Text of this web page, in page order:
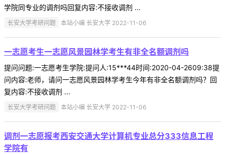
学院同专业的调剂吗回复内容:不接收调剂 ...
长安大学考研问题 本站小编 长安大学 2022-11-06
一志愿考生一志愿风景园林学考生有非全名额调剂吗
提问问题:一志愿考生学院:提问人:15***44时间:2020-04-2609:38提
问内容:老师，请问一志愿风景园林学考生今年有非全名额调剂吗？回
复内容:不接收调剂 ...
长安大学考研问题 本站小编 长安大学 2022-11-06
调剂一志愿报考西安交通大学计算机专业总分333信息工程
学院有